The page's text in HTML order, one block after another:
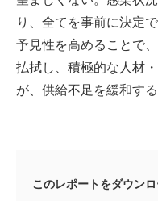
り、全てを事前に決定
予見性を高めることで
払拭し、積極的な人材
が、供給不足を緩和す
このレポートをダウン